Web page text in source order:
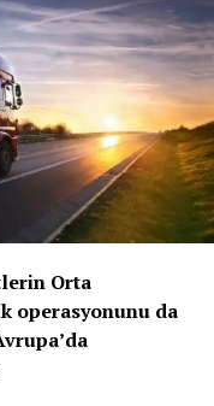
Orta
operasyonunu da